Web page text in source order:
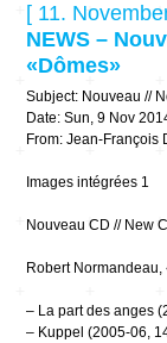
[ 11.
NEWS –
«Dômes»
Subject: Nouveau //
Date: Sun, 9 Nov
From: Jean-François
Images intégrées 1
Nouveau CD // New
Robert Normandeau,
– La part des anges
– Kuppel (2005-06,